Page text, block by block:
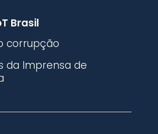
Brasil
corrupção
da Imprensa de